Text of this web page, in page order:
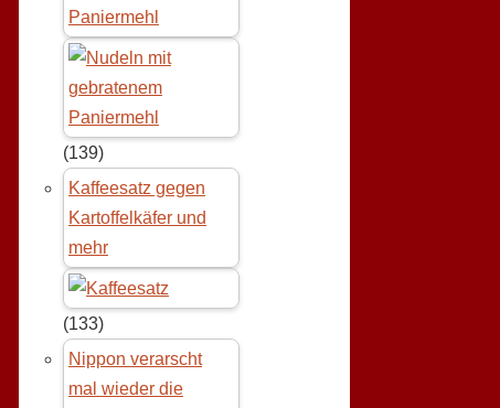
Paniermehl
(139)
Kaffeesatz gegen
Kartoffelkäfer und
mehr
(133)
Nippon verarscht
mal wieder die